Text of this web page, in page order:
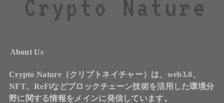
About Us
Crypto Nature（クリプトネイチャー）は、web3.0、
NFT、ReFiなどブロックチェーン技術を活用した環境分
野に関する情報をメインに発信しています。